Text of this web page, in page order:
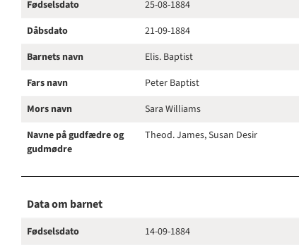
Fødselsdato
25-08-1884
Dåbsdato
21-09-1884
Barnets navn
Elis. Baptist
Fars navn
Peter Baptist
Mors navn
Sara Williams
Navne på gudfædre og
gudmødre
Theod. James, Susan Desir
Data om barnet
Fødselsdato
14-09-1884